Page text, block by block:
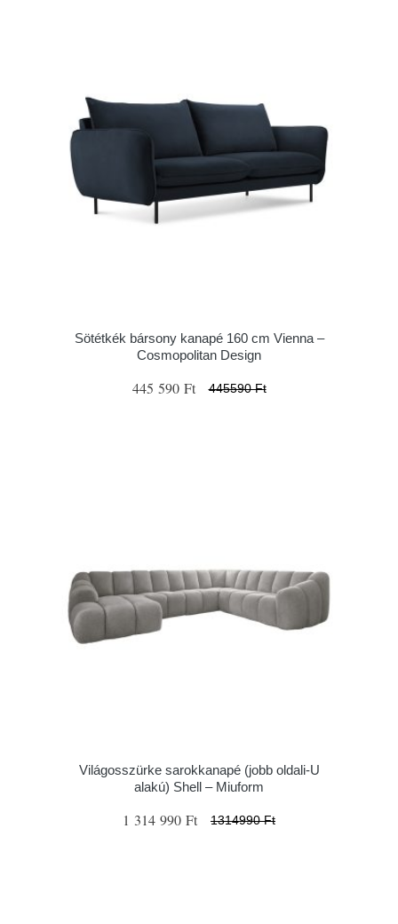
Sötétkék bársony kanapé 160 cm Vienna –
Cosmopolitan Design
445 590 Ft 445590 Ft
Világosszürke sarokkanapé (jobb oldali-U
alakú) Shell – Miuform
1 314 990 Ft 1314990 Ft